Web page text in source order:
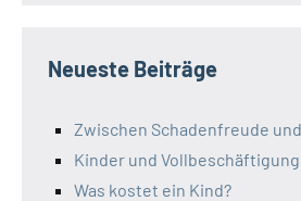
Neueste Beiträge
Zwischen Schadenfreude
Kinder und Vollbeschäftigung
Was kostet ein Kind?